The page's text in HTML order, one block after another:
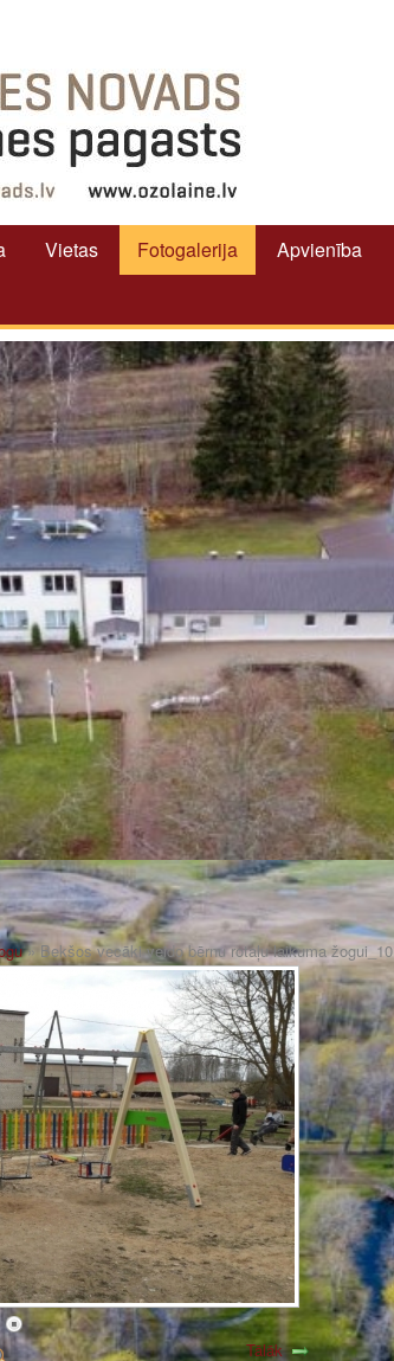
Vietas Fotogalerija Apvienība
» Bekšos vecāki veido bērnu rotaļu laikuma žogui_10
Tālāk